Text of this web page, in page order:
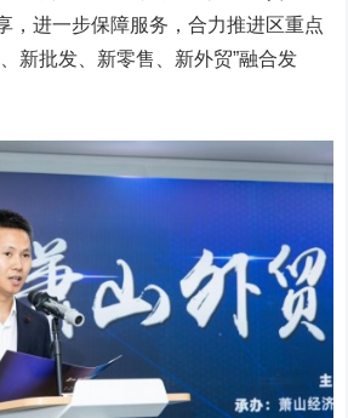
，进一步保障服务，合力推进区重点
新批发、新零售、新外贸”融合发